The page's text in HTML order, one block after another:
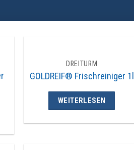
DREITURM
GOLDREIF® Frischreiniger 1l
WEITERLESEN